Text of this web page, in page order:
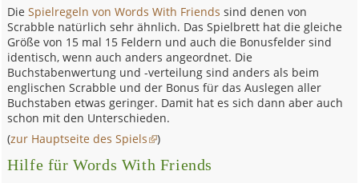
DieSpielregeln von Words With Friends sind denen von
Scrabble natürlich sehr ähnlich. Das Spielbrett hat die gleiche
Größe von 15 mal 15 Feldern und auch die Bonusfelder sind
identisch, wenn auch anders angeordnet. Die
Buchstabenwertung und -verteilung sind anders als beim
englischen Scrabble und der Bonus für das Auslegen aller
Buchstaben etwas geringer. Damit hat es sich dann aber auch
schon mit den Unterschieden.
(zur Hauptseite des Spiels )
Hilfe für Words With Friends